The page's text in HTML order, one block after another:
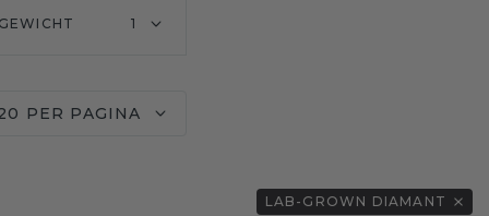
1
PER PAGINA
LAB-GROWN DIAMANT